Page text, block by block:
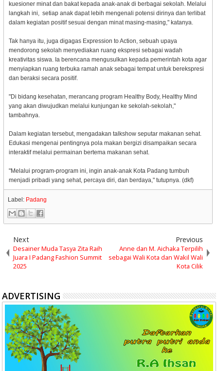
kuesioner minat dan bakat kepada anak-anak di berbagai sekolah. Melalui
langkah ini, setiap anak dapat lebih mengenali potensi dirinya dan terlibat
dalam kegiatan positif sesuai dengan minat masing-masing," katanya.
Tak hanya itu, juga digagas Expression to Action, sebuah upaya
mendorong sekolah menyediakan ruang ekspresi sebagai wadah
kreativitas siswa. Ia berencana mengusulkan kepada pemerintah kota agar
menyiapkan ruang terbuka ramah anak sebagai tempat untuk berekspresi
dan beraksi secara positif.
"Di bidang kesehatan, merancang program Healthy Body, Healthy Mind
yang akan diwujudkan melalui kunjungan ke sekolah-sekolah,"
tambahnya.
Dalam kegiatan tersebut, mengadakan talkshow seputar makanan sehat.
Edukasi mengenai pentingnya pola makan bergizi disampaikan secara
interaktif melalui permainan bertema makanan sehat.
"Melalui program-program ini, ingin anak-anak Kota Padang tumbuh
menjadi pribadi yang sehat, percaya diri, dan berdaya," tutupnya. (dkf)
Label: Padang
Next
Desainer Muda Tasya Zita Raih
Juara I Padang Fashion Summit
2025
Previous
Anne dan M. Aichaka Terpilih
sebagai Wali Kota dan Wakil Wali
Kota Cilik
ADVERTISING